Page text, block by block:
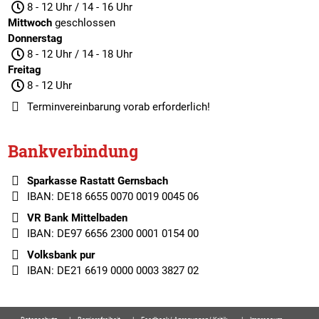
8 - 12 Uhr / 14 - 16 Uhr
Mittwochgeschlossen
Donnerstag
8 - 12 Uhr / 14 - 18 Uhr
Freitag
8 - 12 Uhr
Terminvereinbarungvorab erforderlich!
Bankverbindung
Sparkasse Rastatt Gernsbach
IBAN: DE18 6655 0070 0019 0045 06
VR Bank Mittelbaden
IBAN: DE97 6656 2300 0001 0154 00
Volksbank pur
IBAN: DE21 6619 0000 0003 3827 02